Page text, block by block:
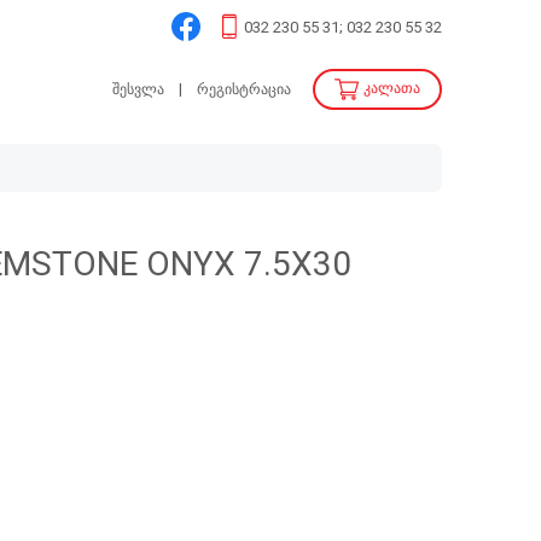
032 230 55 31; 032 230 55 32
შესვლა რეგისტრაცია კალათა
ONYX 7.5X30